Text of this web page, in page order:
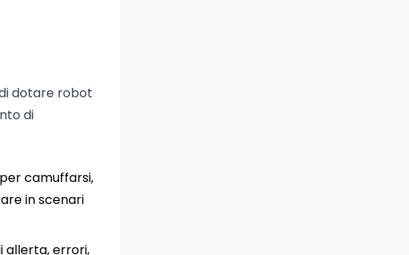
dotare robot
di
camuffarsi,
in scenari
allerta, errori,